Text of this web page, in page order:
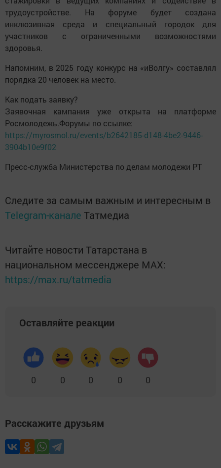
трудоустройстве. На форуме будет создана
инклюзивная среда и специальный городок для
участников с ограниченными возможностями
здоровья.
Напомним, в 2025 году конкурс на «иВолгу» составлял
порядка 20 человек на место.
Как подать заявку?
Заявочная кампания уже открыта на платформе
Росмолодежь.Форумы по ссылке:
https://myrosmol.ru/events/b2642185-d148-4be2-9446-
3904b10e9f02
Пресс-служба Министерства по делам молодежи РТ
Следите за самым важным и интересным в
Telegram-канале Татмедиа
Читайте новости Татарстана в
национальном мессенджере MАХ:
https://max.ru/tatmedia
Оставляйте реакции
0 0 0 0 0
Расскажите друзьям